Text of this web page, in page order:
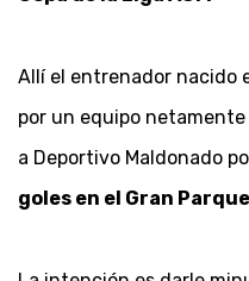
Allí el entrenador nacido
por un equipo
a Deportivo Maldonado
goles en el Gran